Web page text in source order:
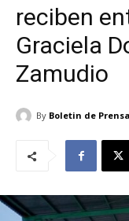
reciben
Graciela
Zamudio
By Boletin de Prensa